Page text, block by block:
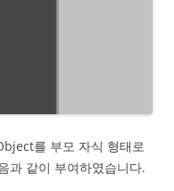
를 부모 자식 형태로
과 같이 부여하였습니다.